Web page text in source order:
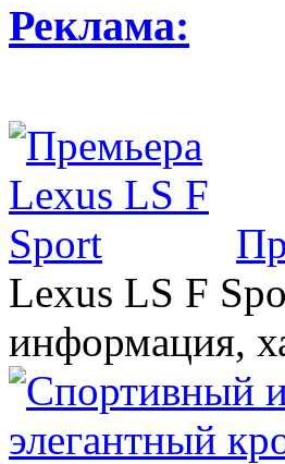
Реклама:
Lexus LS F
информация,